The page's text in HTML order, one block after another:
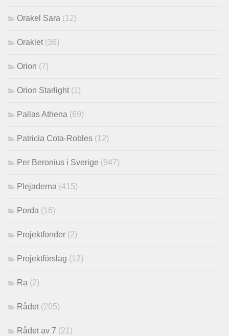
Orakel Sara (12)
Oraklet (36)
Orion (7)
Orion Starlight (1)
Pallas Athena (69)
Patricia Cota-Robles (12)
Per Beronius i Sverige (947)
Plejaderna (415)
Porda (16)
Projektfonder (2)
Projektförslag (12)
Ra (2)
Rådet (205)
Rådet av 7 (21)